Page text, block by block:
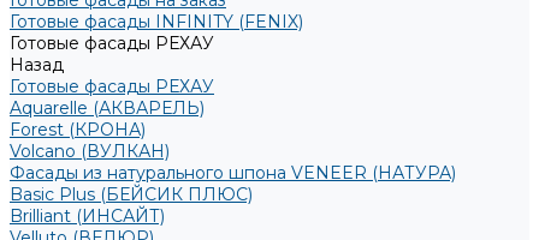
Готовые фасады INFINITY (FENIX)
Готовые фасады РЕХАУ
Назад
Готовые фасады РЕХАУ
Aquarelle (АКВАРЕЛЬ)
Forest (КРОНА)
Volcano (ВУЛКАН)
Фасады из натурального шпона VENEER (НАТУРА)
Basic Plus (БЕЙСИК ПЛЮС)
Brilliant (ИНСАЙТ)